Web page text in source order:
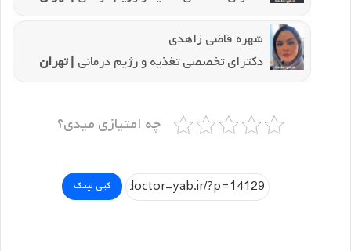
شهره قاضی زاهدی
دکترای تخصصی تغذیه و رژیم درمانی | تهران
چه امتیازی میدی؟
کپی لینک